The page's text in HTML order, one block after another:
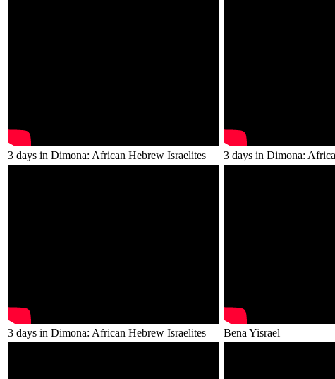
3 days in Dimona: African Hebrew Israelites 3 days in Dimona:
3 days in Dimona: African Hebrew Israelites Bena Yisrael